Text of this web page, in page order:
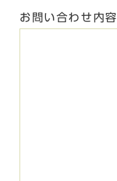
お問い合わせ内容